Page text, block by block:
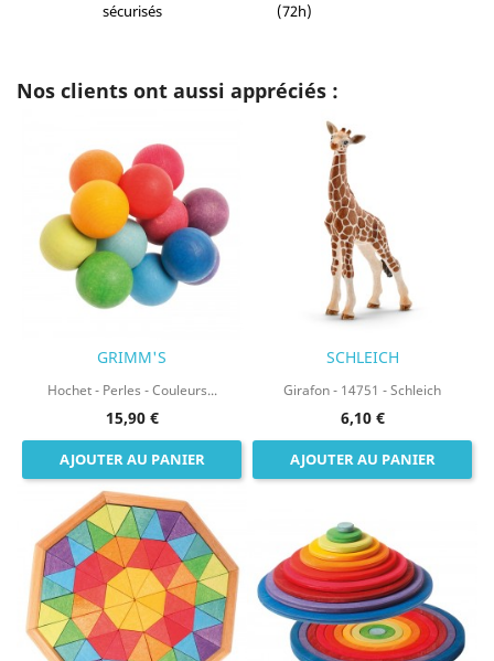
sécurisés
(72h)
Nos clients ont aussi appréciés :
GRIMM'S
Hochet - Perles - Couleurs...
15,90 €
AJOUTER AU PANIER
SCHLEICH
Girafon - 14751 - Schleich
6,10 €
AJOUTER AU PANIER